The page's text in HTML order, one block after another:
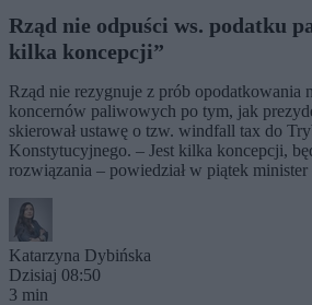
Rząd nie odpuści ws. podatku
kilka koncepcji”
Rząd nie rezygnuje z prób opodatkowania
koncernów paliwowych po tym, jak
skierował ustawę o tzw. windfall tax do
Konstytucyjnego. – Jest kilka koncepcji,
rozwiązania – powiedział w piątek
Katarzyna Dybińska
Dzisiaj 08:50
3 min